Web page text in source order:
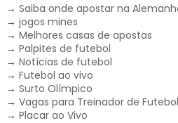
→ Saiba onde apostar na
→ jogos mines
→ Melhores casas de apostas
→ Palpites de futebol
→ Notícias de futebol
→ Futebol ao vivo
→ Surto Olímpico
→ Vagas para Treinador de Futebol
→ Placar ao Vivo